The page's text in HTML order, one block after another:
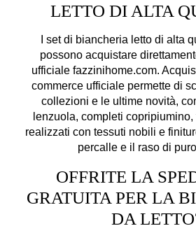
LETTO DI ALTA
I set di biancheria letto di alta
possono acquistare
ufficiale fazzinihome.com.
commerce ufficiale permette di
collezioni e le ultime novità,
lenzuola, completi
realizzati con tessuti nobili e
percalle e il raso di
OFFRITE LA
GRATUITA PER LA
DA